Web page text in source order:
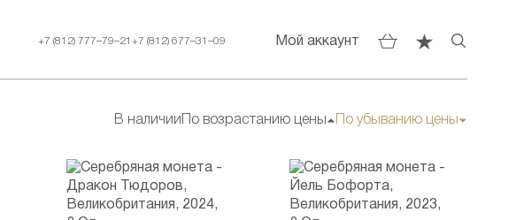
+7 (812) 777–79–21+7 (812) 677–31–09 Мой аккаунт
В наличии По возрастанию цены По убыванию цены